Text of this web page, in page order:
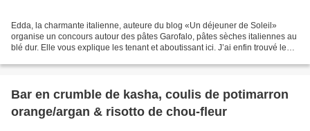
Edda, la charmante italienne, auteure du blog «Un déjeuner de Soleil»
organise un concours autour des pâtes Garofalo, pâtes sèches italiennes au
blé dur. Elle vous explique les tenant et aboutissant ici. J’ai enfin trouvé le
Bar en crumble de kasha, coulis de potimarron
orange/argan & risotto de chou-fleur